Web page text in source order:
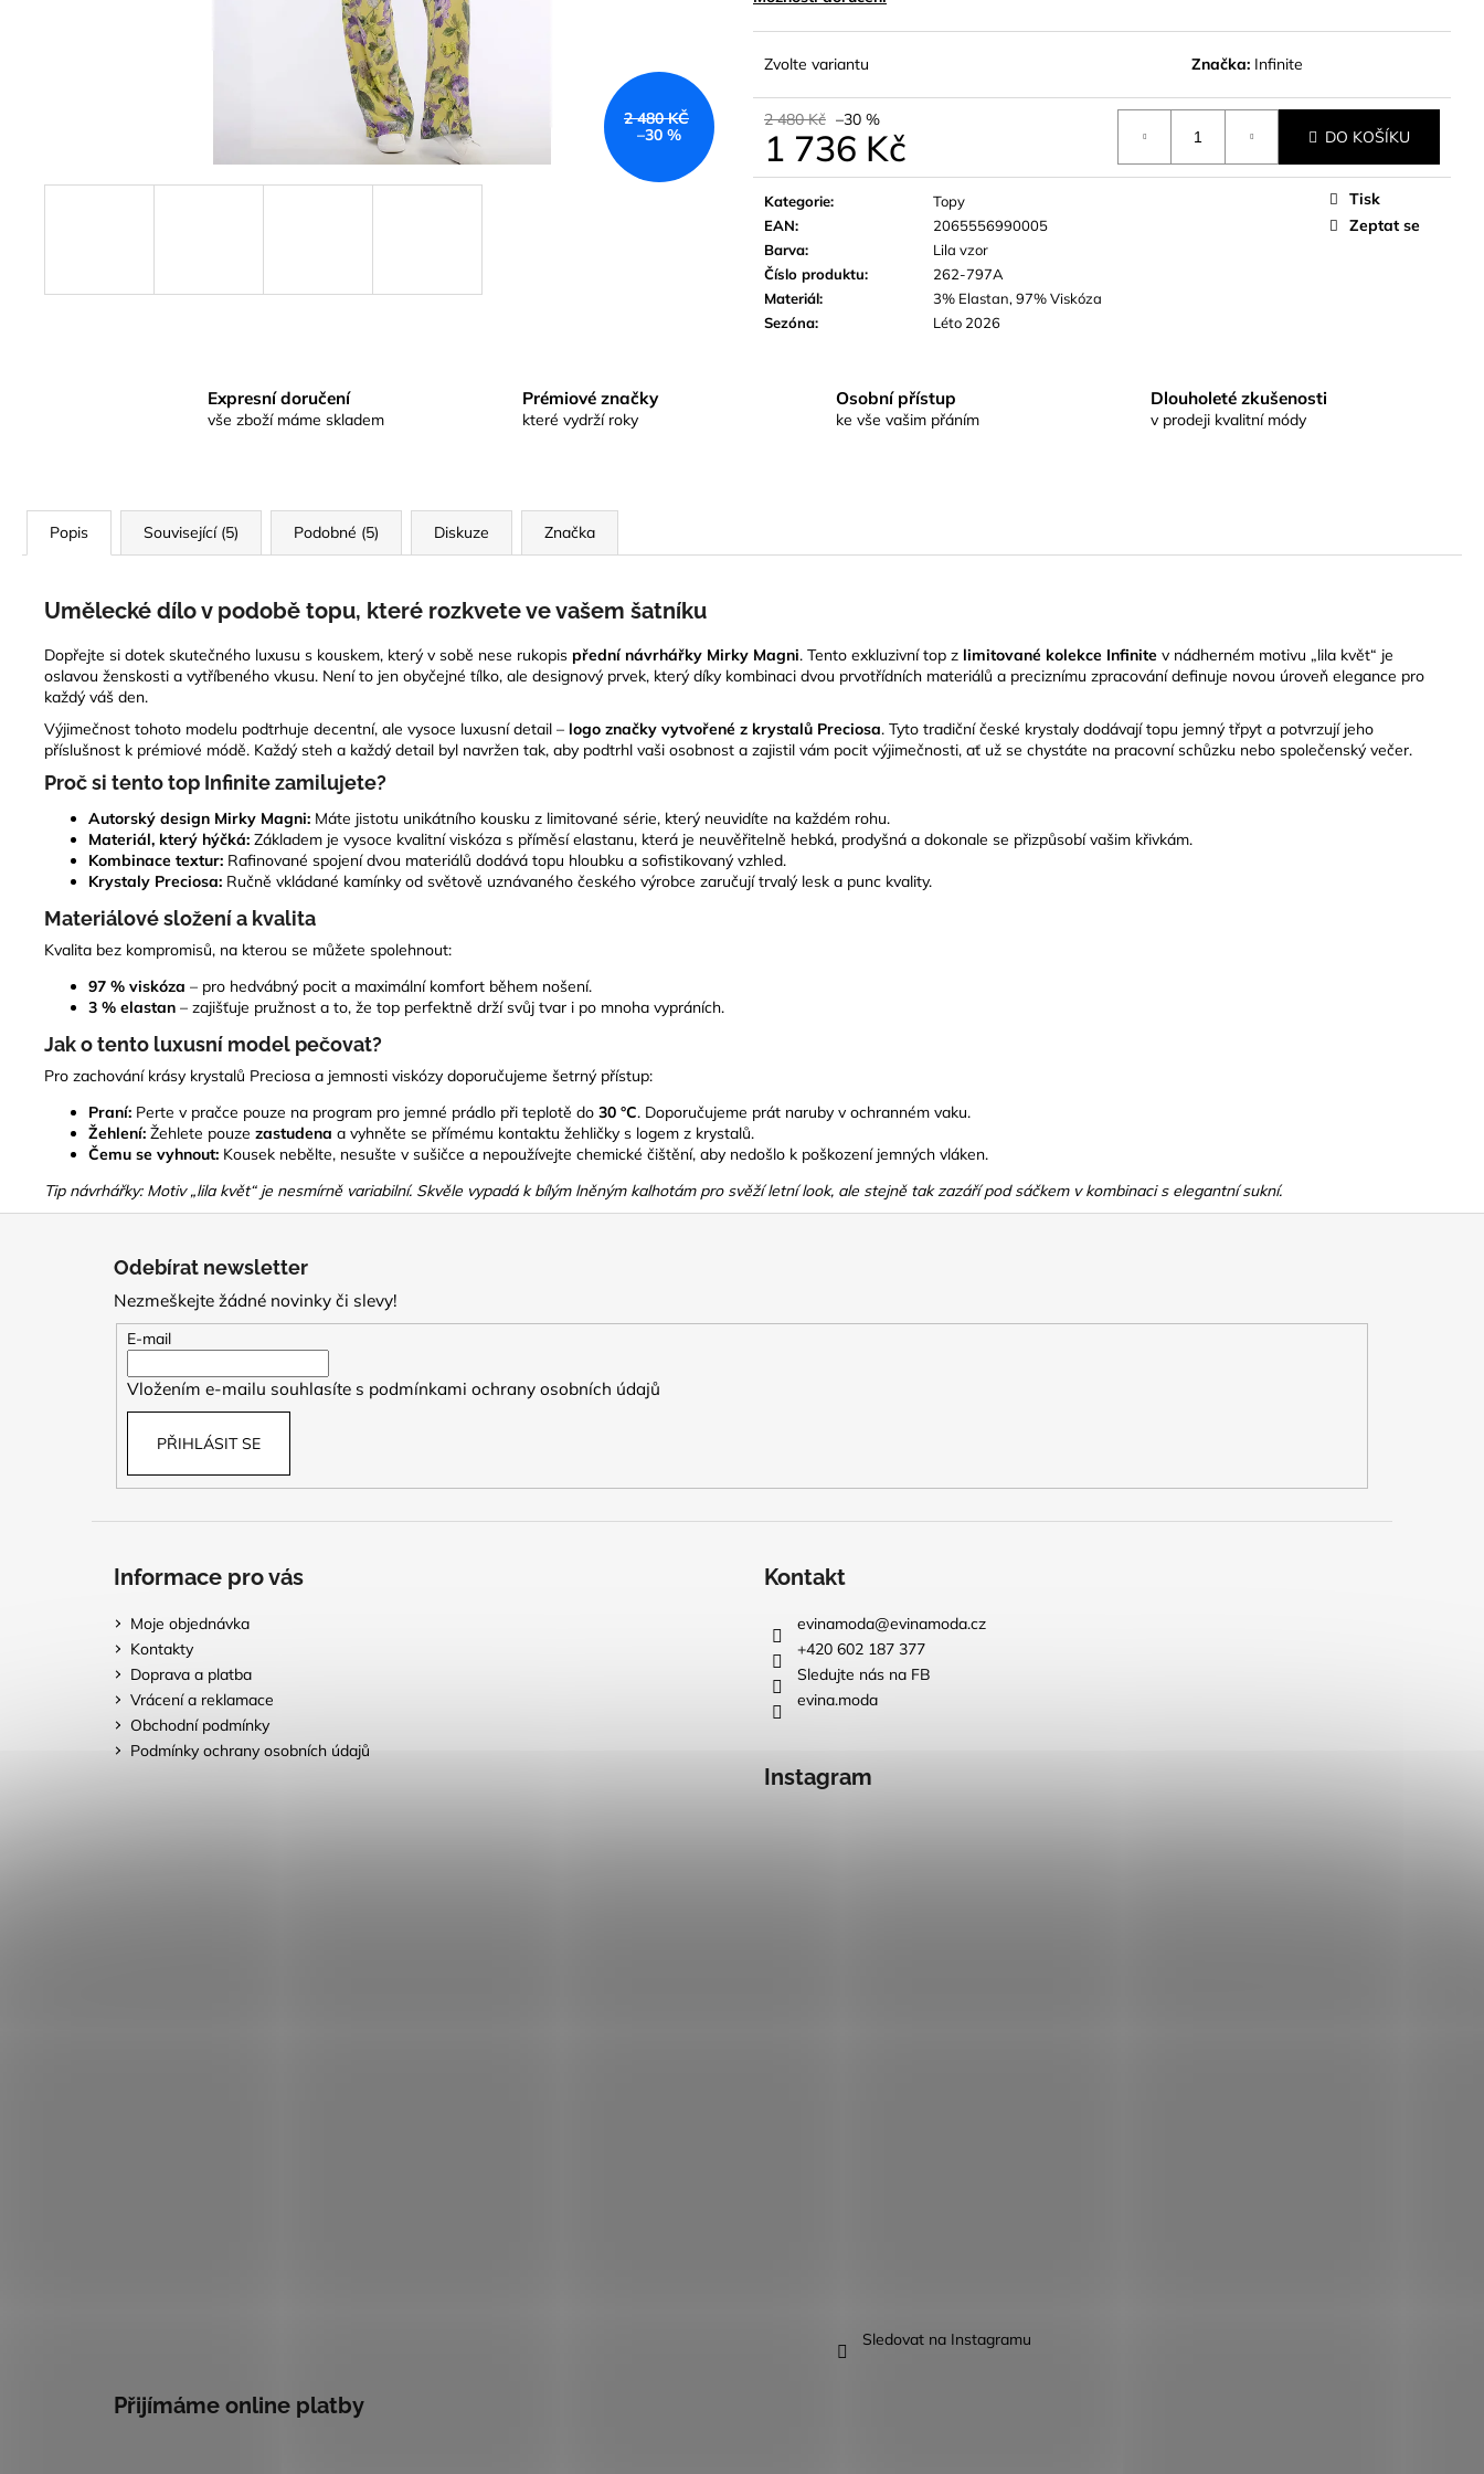
Zvolte variantu Značka: Infinite
2 480 Kč –30 %
1 736 Kč
Měrná
cena:
DO KOŠÍKU
Kategorie:
Topy
EAN:
2065556990005
Barva:
Lila vzor
Číslo produktu:
262-797A
Materiál:
3% Elastan, 97% Viskóza
Sezóna: Léto 2026
Tisk
Zeptat se
2 480 KČ
–30 %
Expresní doručení
vše zboží máme skladem
Prémiové značky
které vydrží roky
Osobní přístup
ke vše vašim přáním
Dlouholeté zkušenosti
v prodeji kvalitní módy
Popis Související (5) Podobné (5) Diskuze Značka
Umělecké dílo v podobě topu, které rozkvete ve vašem šatníku
Dopřejte si dotek skutečného luxusu s kouskem, který v sobě nese rukopis přední návrhářky Mirky Magni. Tento exkluzivní top z limitované kolekce Infinite v nádherném motivu „lila květ“ je
oslavou ženskosti a vytříbeného vkusu. Není to jen obyčejné tílko, ale designový prvek, který díky kombinaci dvou prvotřídních materiálů a preciznímu zpracování definuje novou úroveň elegance pro
každý váš den.
Výjimečnost tohoto modelu podtrhuje decentní, ale vysoce luxusní detail – logo značky vytvořené z krystalů Preciosa. Tyto tradiční české krystaly dodávají topu jemný třpyt a potvrzují jeho
příslušnost k prémiové módě. Každý steh a každý detail byl navržen tak, aby podtrhl vaši osobnost a zajistil vám pocit výjimečnosti, ať už se chystáte na pracovní schůzku nebo společenský večer.
Proč si tento top Infinite zamilujete?
Autorský design Mirky Magni: Máte jistotu unikátního kousku z limitované série, který neuvidíte na každém rohu.
Materiál, který hýčká: Základem je vysoce kvalitní viskóza s příměsí elastanu, která je neuvěřitelně hebká, prodyšná a dokonale se přizpůsobí vašim křivkám.
Kombinace textur: Rafinované spojení dvou materiálů dodává topu hloubku a sofistikovaný vzhled.
Krystaly Preciosa: Ručně vkládané kamínky od světově uznávaného českého výrobce zaručují trvalý lesk a punc kvality.
Materiálové složení a kvalita
Kvalita bez kompromisů, na kterou se můžete spolehnout:
97 % viskóza – pro hedvábný pocit a maximální komfort během nošení.
3 % elastan – zajišťuje pružnost a to, že top perfektně drží svůj tvar i po mnoha vypráních.
Jak o tento luxusní model pečovat?
Pro zachování krásy krystalů Preciosa a jemnosti viskózy doporučujeme šetrný přístup:
Praní: Perte v pračce pouze na program pro jemné prádlo při teplotě do 30 °C. Doporučujeme prát naruby v ochranném vaku.
Žehlení: Žehlete pouze zastudena a vyhněte se přímému kontaktu žehličky s logem z krystalů.
Čemu se vyhnout: Kousek nebělte, nesušte v sušičce a nepoužívejte chemické čištění, aby nedošlo k poškození jemných vláken.
Tip návrhářky: Motiv „lila květ“ je nesmírně variabilní. Skvěle vypadá k bílým lněným kalhotám pro svěží letní look, ale stejně tak zazáří pod sáčkem v kombinaci s elegantní sukní.
Odebírat newsletter
Nezmeškejte žádné novinky či slevy!
E-mail
Vložením e-mailu souhlasíte s podmínkami ochrany osobních údajů
PŘIHLÁSIT SE
Informace pro vás
Moje objednávka
Kontakty
Doprava a platba
Vrácení a reklamace
Obchodní podmínky
Podmínky ochrany osobních údajů
Kontakt
evinamoda@evinamoda.cz
+420 602 187 377
Sledujte nás na FB
evina.moda
Instagram
Sledovat na Instagramu
Přijímáme online platby